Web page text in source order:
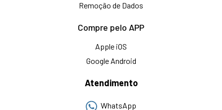
Remoção de Dados
Compre pelo APP
Apple iOS
Google Android
Atendimento
WhatsApp